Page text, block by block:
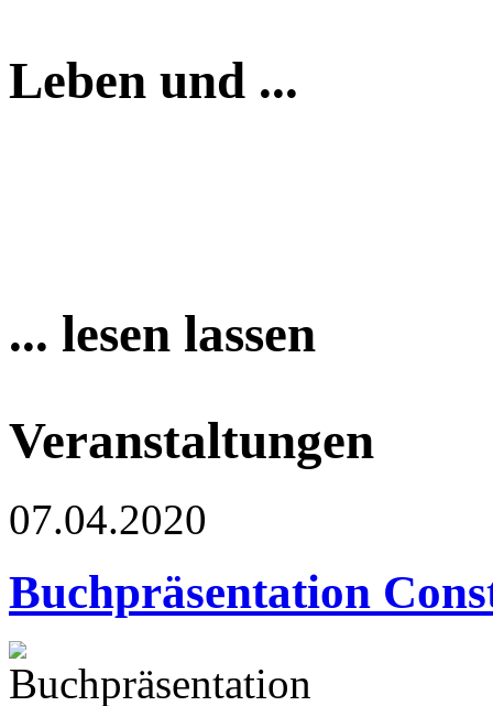
Leben und ...
... lesen lassen
Veranstaltungen
07.04.2020
Buchpräsentation